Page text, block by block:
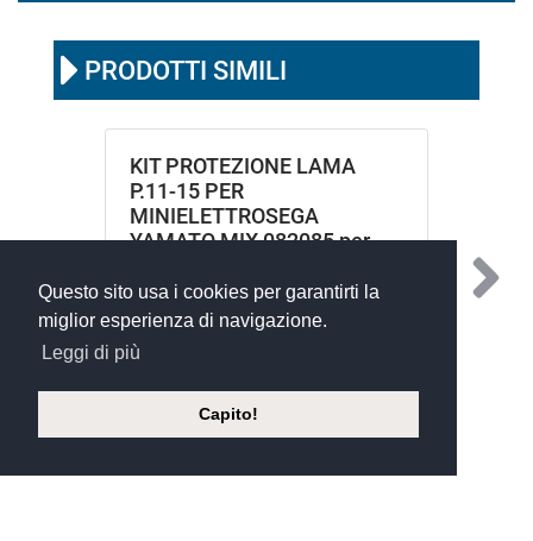
Questo sito usa i cookies per garantirti la
miglior esperienza di navigazione.
Leggi di più
Capito!
PRODOTTI SIMILI
KIT PROTEZIONE LAMA
P.11-15 PER
MINIELETTROSEGA
YAMATO MIX 082085 per